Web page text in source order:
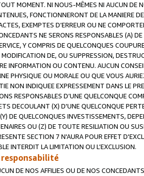
MOMENT. NI NOUS-MÊMES NI AUCUN DE
FONCTIONNERONT DE LA MANIERE
EXEMPTES D’ERREUR OU NE
NE SERONS RESPONSABLES (A)
Y COMPRIS DE QUELCONQUES
DE, OU SUPPRESSION,
INFORMATION OU CONTENU. AUCUN
PHYSIQUE OU MORALE OU QUE VOUS
NON INDIQUEE EXPRESSEMENT DANS LE
RESPONSABLES D’UNE QUELCONQUE
DECOULANT (X) D'UNE QUELCONQUE
DE QUELCONQUES INVESTISSEMENTS,
OU (Z) DE TOUTE RESILIATION OU
SECTION 7 N'AURA POUR EFFET
INTERDIT LA LIMITATION OU L’EXCLUSION.
DE NOS AFFILIES OU DE NOS